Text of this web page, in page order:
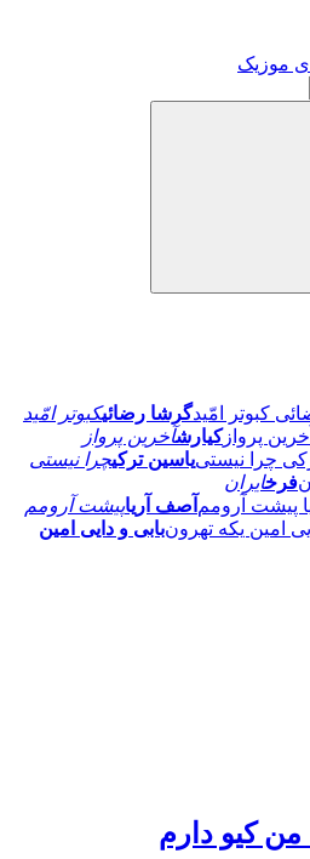
گرشا رضائی کبوتر امّید
کیارشآخرین پرواز
یاسین ترکیچرا نیستی
ایران
آصف آریاپیشت آرومم
بابی و دایی امین
دارم